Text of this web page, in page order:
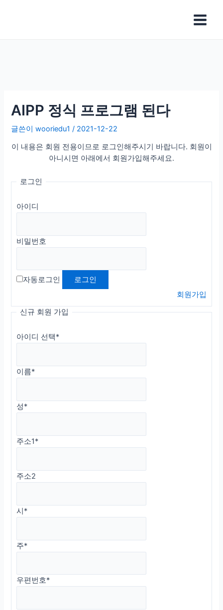
Menu
AIPP 정식 프로그램 된다
글쓴이wooriedu1/ 2021-12-22
이 내용은 회원 전용이므로 로그인해주시기 바랍니다. 회원이
아니시면 아래에서 회원가입해주세요.
로그인
아이디
비밀번호
자동로그인
회원가입
신규 회원 가입
아이디 선택*
이름*
성*
주소1*
주소2
시*
주*
우편번호*